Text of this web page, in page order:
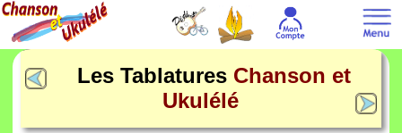
Les Tablatures Chanson et
Ukulélé